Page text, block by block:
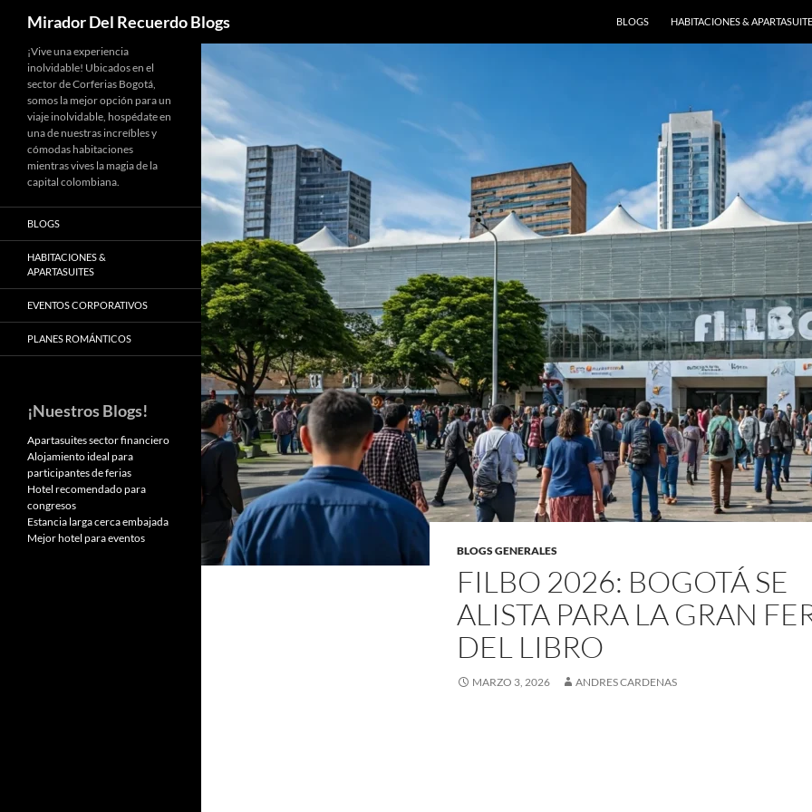
Saltar
contenido
Mirador Del Recuerdo Blogs BLOGS HABITACIONES &
BLOGS GENERALES
FILBO 2026: BOGOTÁ SE
ALISTA PARA LA GRAN
DEL LIBRO
MARZO 3, 2026 ANDRES CARDENAS
¡Vive una experiencia
inolvidable! Ubicados en el
sector de Corferias Bogotá,
somos la mejor opción para un
viaje inolvidable, hospédate en
una de nuestras increíbles y
cómodas habitaciones
mientras vives la magia de la
capital colombiana.
BLOGS
HABITACIONES &
APARTASUITES
EVENTOS CORPORATIVOS
PLANES ROMÁNTICOS
¡Nuestros Blogs!
Apartasuites sector financiero
Alojamiento ideal para
participantes de ferias
Hotel recomendado para
congresos
Estancia larga cerca embajada
Mejor hotel para eventos